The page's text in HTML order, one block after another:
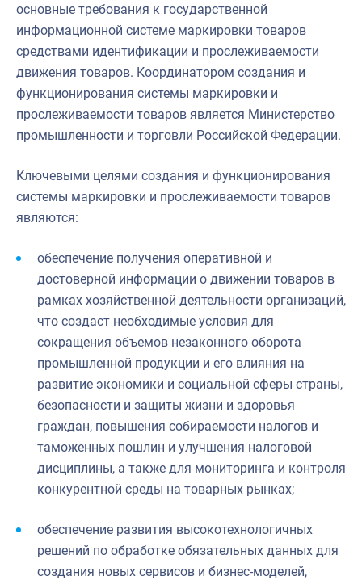
основные требования к государственной
информационной системе маркировки товаров
средствами идентификации и прослеживаемости
движения товаров. Координатором создания и
функционирования системы маркировки и
прослеживаемости товаров является Министерство
промышленности и торговли Российской Федерации.
Ключевыми целями создания и функционирования
системы маркировки и прослеживаемости товаров
являются:
обеспечение получения оперативной и
достоверной информации о движении товаров в
рамках хозяйственной деятельности организаций,
что создаст необходимые условия для
сокращения объемов незаконного оборота
промышленной продукции и его влияния на
развитие экономики и социальной сферы страны,
безопасности и защиты жизни и здоровья
граждан, повышения собираемости налогов и
таможенных пошлин и улучшения налоговой
дисциплины, а также для мониторинга и контроля
конкурентной среды на товарных рынках;
обеспечение развития высокотехнологичных
решений по обработке обязательных данных для
создания новых сервисов и бизнес-моделей,